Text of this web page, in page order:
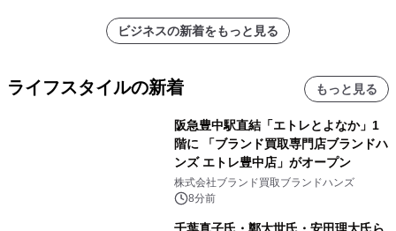
ビジネスの新着をもっと見る
ライフスタイルの新着 もっと見る
阪急豊中駅直結「エトレとよなか」1
階に 「ブランド買取専門店ブランドハ
ンズ エトレ豊中店」がオープン
株式会社ブランド買取ブランドハンズ
8分前
千葉真子氏・鄭大世氏・安田理大氏ら